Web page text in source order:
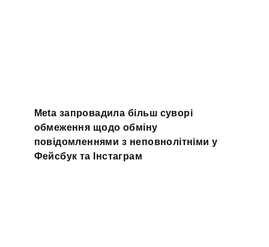
Meta запровадила більш суворі
обмеження щодо обміну
повідомленнями з неповнолітніми у
Фейсбук та Інстаграм